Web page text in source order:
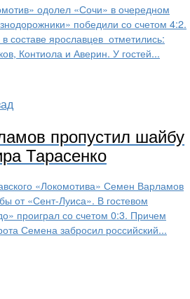
одолел «Сочи» в очередном
победили со счетом 4:2.
составе ярославцев отметились:
Контиола и Аверин. У гостей...
пропустил шайбу
Тарасенко
«Локомотива» Семен Варламов
от «Сент-Луиса». В гостевом
проиграл со счетом 0:3. Причем
Семена забросил российский...